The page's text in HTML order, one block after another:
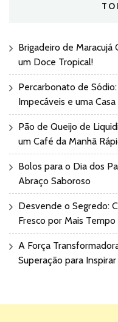
Brigadeiro de
um Doce Tropical!
Percarbonato de
Impecáveis e uma
Pão de Queijo de
um Café da Manhã
Bolos para o Dia dos
Abraço Saboroso
Desvende o Segredo:
Fresco por Mais
A Força
Superação para Inspirar